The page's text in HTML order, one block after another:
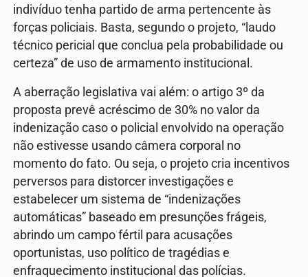
indivíduo tenha partido de arma pertencente às
forças policiais. Basta, segundo o projeto, “laudo
técnico pericial que conclua pela probabilidade ou
certeza” de uso de armamento institucional.
A aberração legislativa vai além: o artigo 3º da
proposta prevê acréscimo de 30% no valor da
indenização caso o policial envolvido na operação
não estivesse usando câmera corporal no
momento do fato. Ou seja, o projeto cria incentivos
perversos para distorcer investigações e
estabelecer um sistema de “indenizações
automáticas” baseado em presunções frágeis,
abrindo um campo fértil para acusações
oportunistas, uso político de tragédias e
enfraquecimento institucional das polícias.